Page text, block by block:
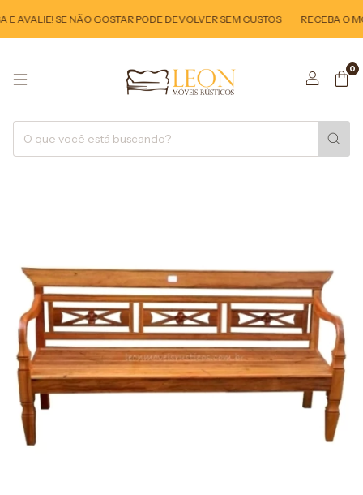
AVALIE! SE NÃO GOSTAR PODE DEVOLVER SEM CUSTOS RECEBA O
0